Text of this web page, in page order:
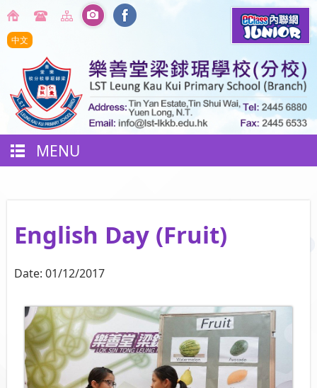
中文
MENU
English Day (Fruit)
Date: 01/12/2017